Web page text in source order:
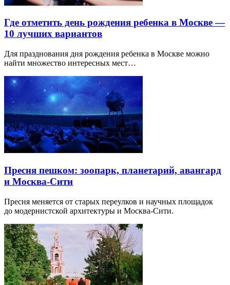
Где отметить день рождения ребенка в Москве —
10 лучших вариантов
Для празднования дня рождения ребенка в Москве можно
найти множество интересных мест…
Пресня пешком: зоопарк, планетарий, авангард
и Москва-Сити
Пресня меняется от старых переулков и научных площадок
до модернистской архитектуры и Москва-Сити.